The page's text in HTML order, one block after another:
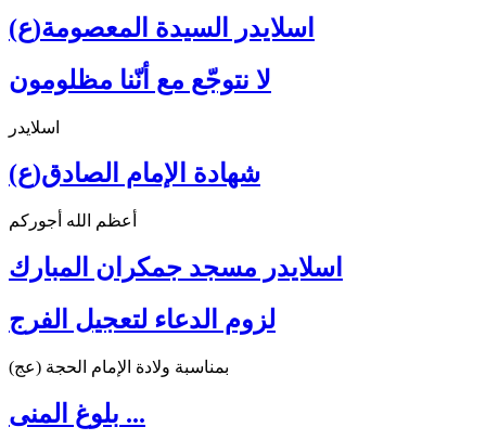
اسلايدر السيدة المعصومة(ع)
لا نتوجّع مع أنّنا مظلومون
اسلايدر
شهادة الإمام الصادق(ع)
أعظم الله أجوركم
اسلايدر مسجد جمكران المبارك
لزوم الدعاء لتعجيل الفرج
بمناسبة ولادة الإمام الحجة (عج)
بلوغ المنى ...